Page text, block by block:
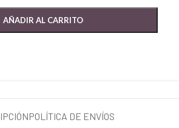
AÑADIR AL CARRITO
POLÍTICA DE ENVÍOS